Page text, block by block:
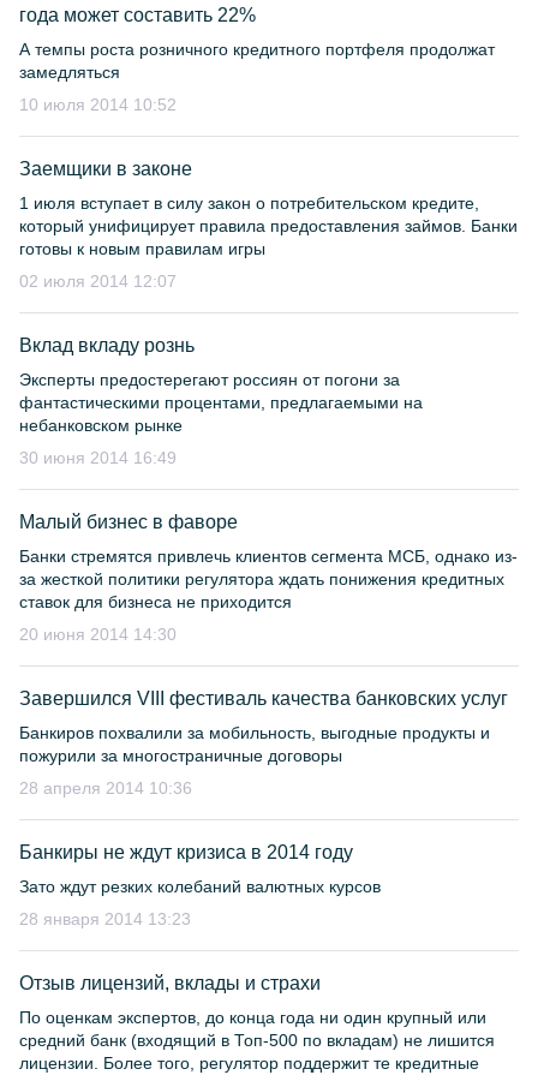
года может составить 22%
А темпы роста розничного кредитного портфеля продолжат
замедляться
10 июля 2014 10:52
Заемщики в законе
1 июля вступает в силу закон о потребительском кредите,
который унифицирует правила предоставления займов. Банки
готовы к новым правилам игры
02 июля 2014 12:07
Вклад вкладу рознь
Эксперты предостерегают россиян от погони за
фантастическими процентами, предлагаемыми на
небанковском рынке
30 июня 2014 16:49
Малый бизнес в фаворе
Банки стремятся привлечь клиентов сегмента МСБ, однако из-
за жесткой политики регулятора ждать понижения кредитных
ставок для бизнеса не приходится
20 июня 2014 14:30
Завершился VIII фестиваль качества банковских услуг
Банкиров похвалили за мобильность, выгодные продукты и
пожурили за многостраничные договоры
28 апреля 2014 10:36
Банкиры не ждут кризиса в 2014 году
Зато ждут резких колебаний валютных курсов
28 января 2014 13:23
Отзыв лицензий, вклады и страхи
По оценкам экспертов, до конца года ни один крупный или
средний банк (входящий в Топ-500 по вкладам) не лишится
лицензии. Более того, регулятор поддержит те кредитные